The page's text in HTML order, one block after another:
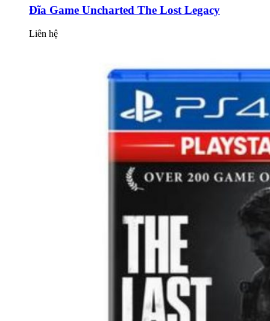
Đĩa Game Uncharted The Lost Legacy
Liên hệ